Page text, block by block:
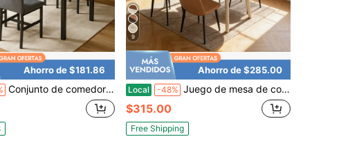
Ahorro de $181.86
Conjunto de comedor de 5 piezas de estilo contemporáneo con tapa de mesa de MDF efecto mármol, estructura metálica robusta y sillas de comedor tapizadas en terciopelo, juego de mesa de comedor para 4 personas, diseño que ahorra espacio, juego de barra de 5 piezas para cocina, comedor, restaurante, bar, cafetería
9
Ahorro de $285.00
Local -48% Juego de mesa de comedor de 63'' para 4-6 personas, mesa de comedor moderna de madera, sillas de comedor de cuero para 4-6 personas, juego de mesa y sillas para 4-6 personas, ideal para cocina y comedor.
$315.00
Free Shipping